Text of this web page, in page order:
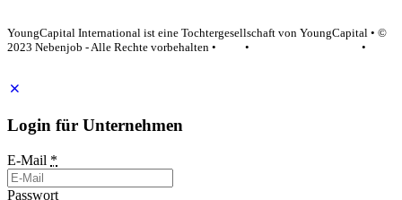
YoungCapital International ist eine Tochtergesellschaft von YoungCapital • ©
2023 Nebenjob - Alle Rechte vorbehalten •
•
•
Login für Unternehmen
E-Mail *
Passwort